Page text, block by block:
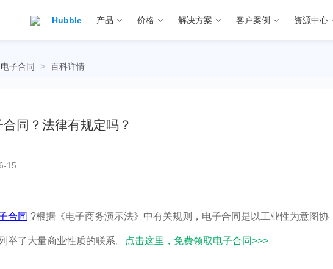
Hubble 产品 价格 解决方案 客户案例 资源中心
电子合同 > 百科详情
同？法律有规定吗？
15
合同 ?根据《电子商务演示法》中有关规则，电子合同是以工业性为意图协
举了大量商业性质的联系。 点击这里，免费领取电子合同>>>